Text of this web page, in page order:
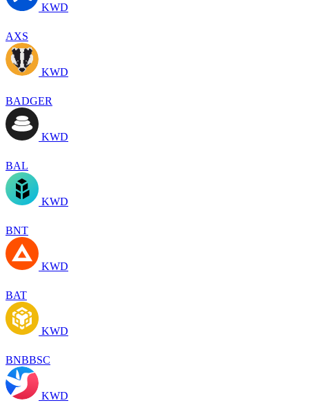
KWD
AXS
KWD
BADGER
KWD
BAL
KWD
BNT
KWD
BAT
KWD
BNBBSC
KWD